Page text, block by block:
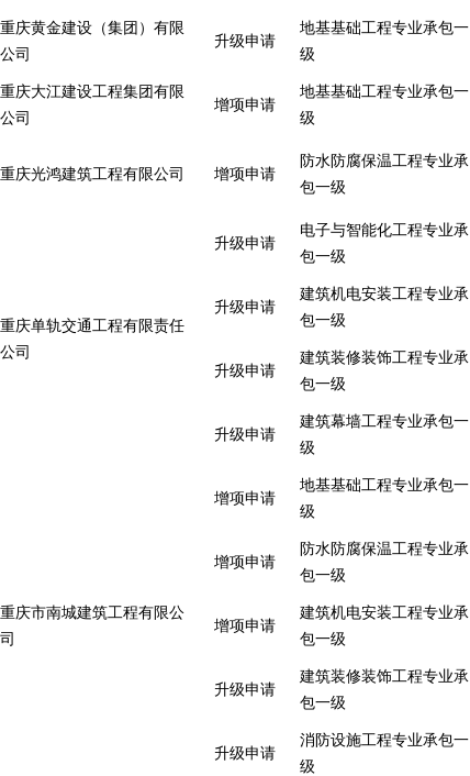
重庆黄金建设（集团）有限
公司
升级申请
地基基础工程专业承包一
级
重庆大江建设工程集团有限
公司
增项申请
地基基础工程专业承包一
级
重庆光鸿建筑工程有限公司 增项申请
防水防腐保温工程专业承
包一级
重庆单轨交通工程有限责任
公司
升级申请
电子与智能化工程专业承
包一级
升级申请
建筑机电安装工程专业承
包一级
升级申请
建筑装修装饰工程专业承
包一级
升级申请
建筑幕墙工程专业承包一
级
重庆市南城建筑工程有限公
司
增项申请
地基基础工程专业承包一
级
增项申请
防水防腐保温工程专业承
包一级
增项申请
建筑机电安装工程专业承
包一级
升级申请
建筑装修装饰工程专业承
包一级
升级申请
消防设施工程专业承包一
级